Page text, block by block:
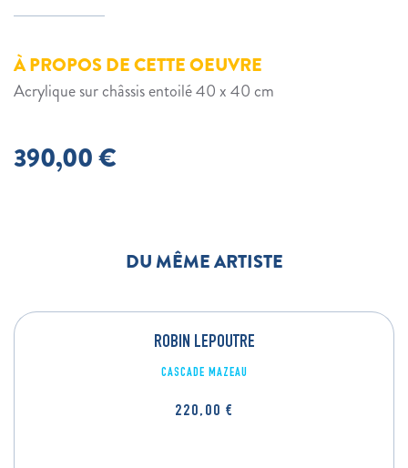
À PROPOS DE CETTE OEUVRE
Acrylique sur châssis entoilé 40 x 40 cm
390,00€
DU MÊME ARTISTE
ROBIN LEPOUTRE
CASCADE MAZEAU
220,00 €